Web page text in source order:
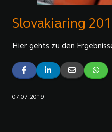
Slovakiaring
Hier gehts zu den
07.07.2019